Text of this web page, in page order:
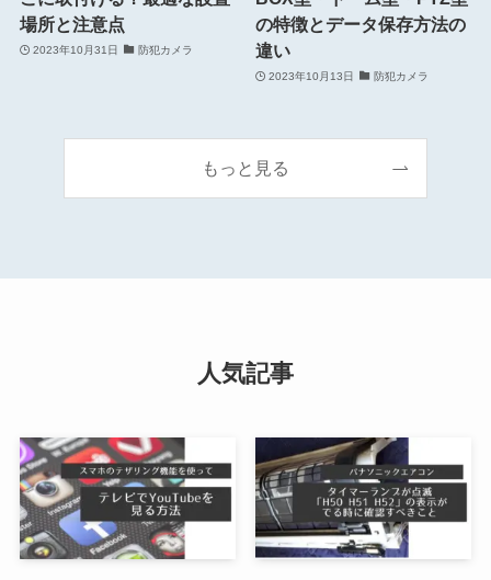
場所と注意点
2023年10月31日 防犯カメラ
の特徴とデータ保存方法の
違い
2023年10月13日 防犯カメラ
もっと見る
人気記事